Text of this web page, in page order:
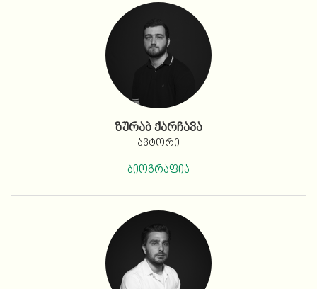
ზურაბ ქარჩავა
ავტორი
ბიოგრაფია